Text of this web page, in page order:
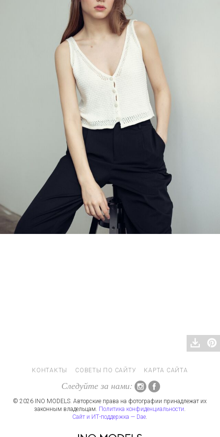
КОНТАКТЫ СОВЕТЫ ПО САЙТУ КАРТА САЙТА
Следуйте за нами:
© 2026 INO MODELS. Авторские права на фотографии принадлежат их
законным владельцам. Политика конфиденциальности.
Сайт и ИТ-поддержка — Dae.